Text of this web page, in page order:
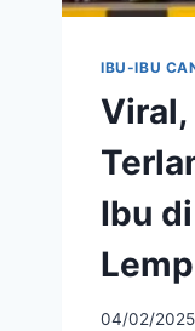
IBU-IBU
Viral,
Ibu
04/02/2025